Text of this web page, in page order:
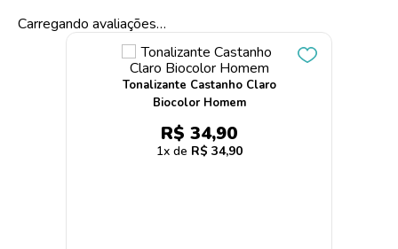
Carregando avaliações…
Tonalizante Castanho Claro
Biocolor Homem
R$ 34,90
1 R$ 34,90